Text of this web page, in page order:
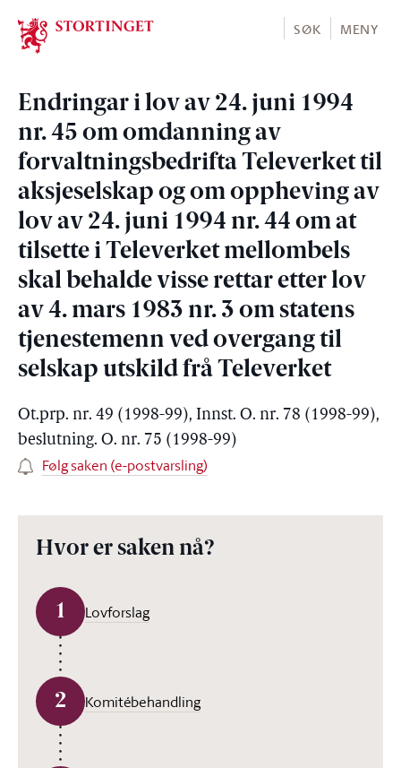
Stortinget.no
SØK MENY
Endringar i lov av 24. juni 1994
nr. 45 om omdanning av
forvaltningsbedrifta Televerket til
aksjeselskap og om oppheving av
lov av 24. juni 1994 nr. 44 om at
tilsette i Televerket mellombels
skal behalde visse rettar etter lov
av 4. mars 1983 nr. 3 om statens
tjenestemenn ved overgang til
selskap utskild frå Televerket
Ot.prp. nr. 49 (1998-99), Innst. O. nr. 78 (1998-99),
beslutning. O. nr. 75 (1998-99)
Følg saken (e-postvarsling)
Hvor er saken nå?
1 Lovforslag
2 Komitébehandling